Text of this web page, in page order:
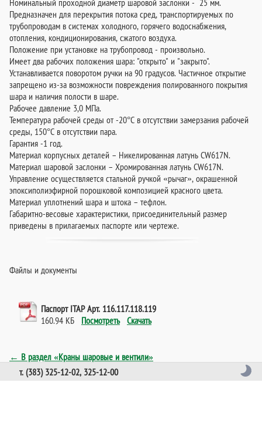
Предназначен для перекрытия потока сред, транспортируемых по
трубопроводам в системах холодного, горячего водоснабжения,
отопления, кондиционирования, сжатого воздуха.
Положение при установке на трубопровод - произвольно.
Имеет два рабочих положения шара: "открыто" и "закрыто".
Устанавливается поворотом ручки на 90 градусов. Частичное открытие
запрещено из-за возможности повреждения полированного покрытия
шара и наличия полости в шаре.
Рабочее давление 3,0 МПа.
Температура рабочей среды от -20°C в отсутствии замерзания рабочей
среды, 150°C в отсутствии пара.
Гарантия -1 год.
Материал корпусных деталей – Никелированная латунь CW617N.
Материал шаровой заслонки – Хромированная латунь CW617N.
Управление осуществляется стальной ручкой «рычаг», окрашенной
эпоксиполиэфирной порошковой композицией красного цвета.
Материал уплотнений шара и штока – тефлон.
Габаритно-весовые характеристики, присоединительный размер
приведены в прилагаемых паспорте или чертеже.
Файлы и документы
Паспорт ITAP Арт. 116.117.118.119
160.94 КБ Посмотреть Скачать
← В раздел «Краны шаровые и вентили»
т. (383) 325-12-02, 325-12-00